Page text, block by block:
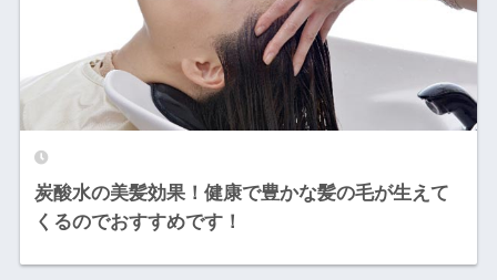
炭酸水の美髪効果！健康で豊かな髪の毛が生えて
くるのでおすすめです！